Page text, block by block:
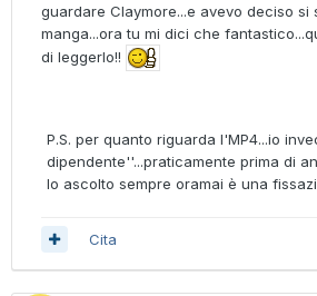
guardare Claymore...e avevo deciso si
manga...ora tu mi dici che
di leggerlo!!
P.S. per quanto riguarda l'MP4...io
dipendente''...praticamente prima di
lo ascolto sempre oramai è una
Cita